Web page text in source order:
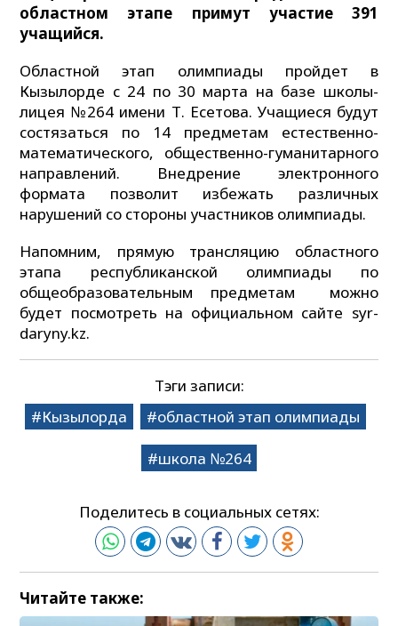
областном этапе примут участие 391
учащийся.
Областной этап олимпиады пройдет в
Кызылорде с 24 по 30 марта на базе школы-
лицея №264 имени Т. Есетова. Учащиеся будут
состязаться по 14 предметам естественно-
математического, общественно-гуманитарного
направлений. Внедрение электронного
формата позволит избежать различных
нарушений со стороны участников олимпиады.
Напомним, прямую трансляцию областного
этапа республиканской олимпиады по
общеобразовательным предметам можно
будет посмотреть на официальном сайте syr-
daryny.kz.
Тэги записи:
Кызылорда
областной этап олимпиады
школа №264
Поделитесь в социальных сетях:
Читайте также: